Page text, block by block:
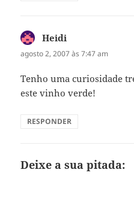
Heidi
agosto 2, 2007 às 7:47 am
Tenho uma curiosidade
este vinho verde!
RESPONDER
Deixe a sua pitada: